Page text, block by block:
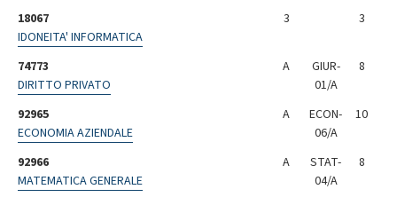
18067
IDONEITA' INFORMATICA
3 3
74773
DIRITTO PRIVATO
A
GIUR-
01/A
8
92965
ECONOMIA AZIENDALE
A
ECON-
06/A
10
92966
MATEMATICA GENERALE
A
STAT-
04/A
8